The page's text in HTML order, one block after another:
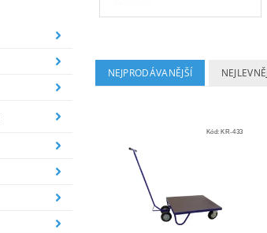
NEJPRODÁVANĚJŠÍ
Kód:KR-433